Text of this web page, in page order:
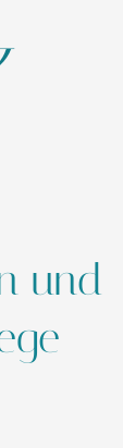
und